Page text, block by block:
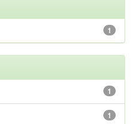
1
1
1